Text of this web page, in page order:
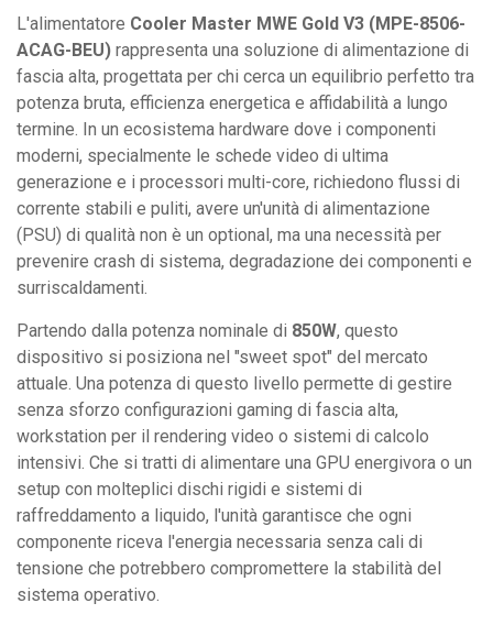
e
stabilità
per
Gaming
Workstation.
quantità
L'alimentatore Cooler Master MWE Gold V3 (MPE-8506-
ACAG-BEU) rappresenta una soluzione di alimentazione di
fascia alta, progettata per chi cerca un equilibrio perfetto tra
potenza bruta, efficienza energetica e affidabilità a lungo
termine. In un ecosistema hardware dove i componenti
moderni, specialmente le schede video di ultima
generazione e i processori multi-core, richiedono flussi di
corrente stabili e puliti, avere un'unità di alimentazione
(PSU) di qualità non è un optional, ma una necessità per
prevenire crash di sistema, degradazione dei componenti e
surriscaldamenti.
Partendo dalla potenza nominale di 850W, questo
dispositivo si posiziona nel "sweet spot" del mercato
attuale. Una potenza di questo livello permette di gestire
senza sforzo configurazioni gaming di fascia alta,
workstation per il rendering video o sistemi di calcolo
intensivi. Che si tratti di alimentare una GPU energivora o un
setup con molteplici dischi rigidi e sistemi di
raffreddamento a liquido, l'unità garantisce che ogni
componente riceva l'energia necessaria senza cali di
tensione che potrebbero compromettere la stabilità del
sistema operativo.